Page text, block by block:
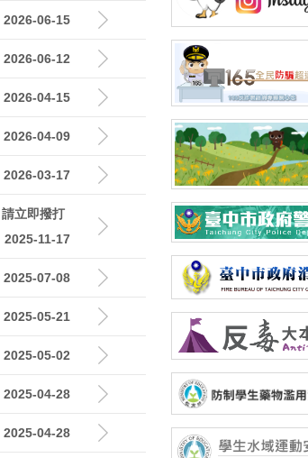
2026-06-15
2026-06-12
2026-04-15
2026-04-09
2026-03-17
立即撥打
2025-11-17
2025-07-08
2025-05-21
2025-05-02
2025-04-28
2025-04-28